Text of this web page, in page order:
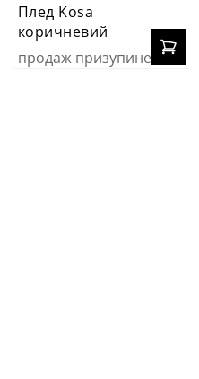
Плед Kosa
коричневий
продаж призупинено